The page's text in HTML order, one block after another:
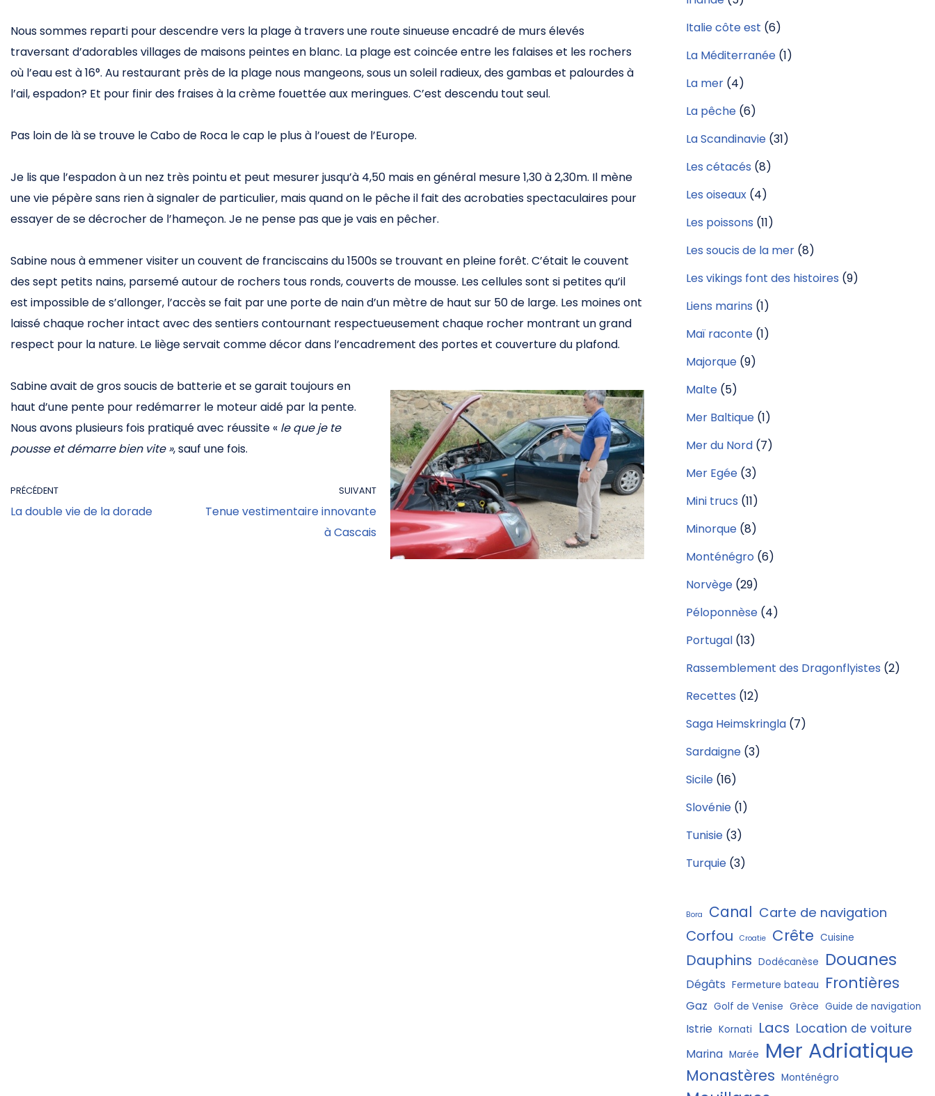
Nous sommes reparti pour descendre vers la plage à travers une route sinueuse encadré de murs élevés
traversant d’adorables villages de maisons peintes en blanc. La plage est coincée entre les falaises et les rochers
où l’eau est à 16°. Au restaurant près de la plage nous mangeons, sous un soleil radieux, des gambas et palourdes à
l’ail, espadon? Et pour finir des fraises à la crème fouettée aux meringues. C’est descendu tout seul.
Pas loin de là se trouve le Cabo de Roca le cap le plus à l’ouest de l’Europe.
Je lis que l’espadon à un nez très pointu et peut mesurer jusqu’à 4,50 mais en général mesure 1,30 à 2,30m. Il mène
une vie pépère sans rien à signaler de particulier, mais quand on le pêche il fait des acrobaties spectaculaires pour
essayer de se décrocher de l’hameçon. Je ne pense pas que je vais en pêcher.
Sabine nous à emmener visiter un couvent de franciscains du 1500s se trouvant en pleine forêt. C’était le couvent
des sept petits nains, parsemé autour de rochers tous ronds, couverts de mousse. Les cellules sont si petites qu’il
est impossible de s’allonger, l’accès se fait par une porte de nain d’un mètre de haut sur 50 de large. Les moines ont
laissé chaque rocher intact avec des sentiers contournant respectueusement chaque rocher montrant un grand
respect pour la nature. Le liège servait comme décor dans l’encadrement des portes et couverture du plafond.
Sabine avait de gros soucis de batterie et se garait toujours en
haut d’une pente pour redémarrer le moteur aidé par la pente.
Nous avons plusieurs fois pratiqué avec réussite « le que je te
pousse et démarre bien vite », sauf une fois.
PRÉCÉDENT
La double vie de la dorade
SUIVANT
Tenue vestimentaire innovante
à Cascais
Italie côte est (6)
La Méditerranée(1)
La mer(4)
La pêche(6)
La Scandinavie(31)
Les cétacés (8)
Les oiseaux(4)
Les poissons (11)
Les soucis de la mer(8)
Les vikings font des histoires (9)
Liens marins (1)
Maï raconte(1)
Majorque(9)
Malte(5)
Mer Baltique(1)
Mer du Nord(7)
Mer Egée(3)
Mini trucs (11)
Minorque(8)
Monténégro (6)
Norvège(29)
Péloponnèse(4)
Portugal(13)
Rassemblement des Dragonflyistes (2)
Recettes (12)
Saga Heimskringla(7)
Sardaigne(3)
Sicile(16)
Slovénie(1)
Tunisie(3)
Turquie(3)
Bora Canal Carte de navigation
Corfou Croatie Crête Cuisine
Dauphins Dodécanèse Douanes
Dégâts Fermeture bateau Frontières
Gaz Golf de Venise Grèce Guide de navigation
Istrie Kornati Lacs Location de voiture
Marina Marée Mer Adriatique
Monastères Monténégro